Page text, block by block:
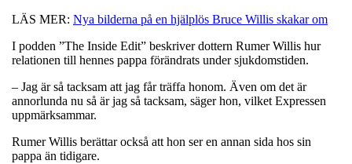
LÄS MER: Nya bilderna på en hjälplös Bruce Willis skakar om
I podden ”The Inside Edit” beskriver dottern Rumer Willis hur
relationen till hennes pappa förändrats under sjukdomstiden.
– Jag är så tacksam att jag får träffa honom. Även om det är
annorlunda nu så är jag så tacksam, säger hon, vilket Expressen
uppmärksammar.
Rumer Willis berättar också att hon ser en annan sida hos sin
pappa än tidigare.